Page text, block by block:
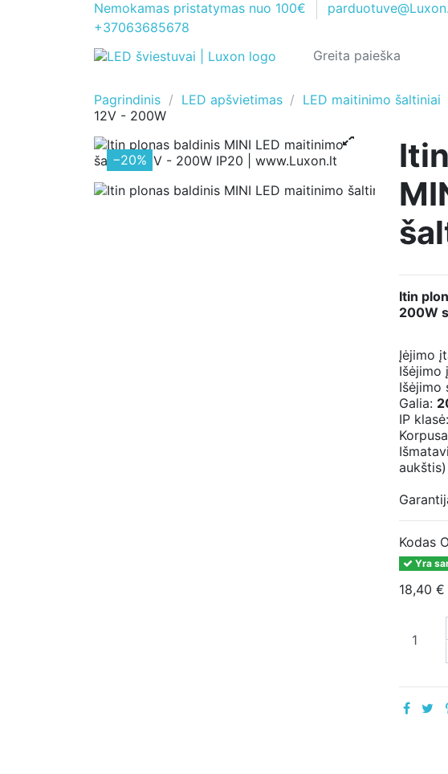
Nemokamas pristatymas nuo 100€
+37063685678
Pagrindinis
LED apšvietimas LED maitinimo šaltiniai
12V - 200W
−20%
Itin
200W
Įėjimo
Išėjimo
Išėjimo
Galia:
IP klasė:
aukštis)
Kodas
Yra
18,40 €